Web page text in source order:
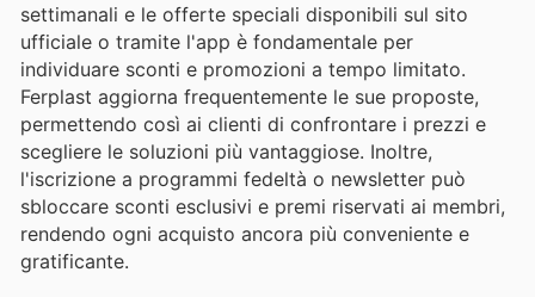
settimanali e le offerte speciali disponibili sul sito
ufficiale o tramite l'app è fondamentale per
individuare sconti e promozioni a tempo limitato.
Ferplast aggiorna frequentemente le sue proposte,
permettendo così ai clienti di confrontare i prezzi e
scegliere le soluzioni più vantaggiose. Inoltre,
l'iscrizione a programmi fedeltà o newsletter può
sbloccare sconti esclusivi e premi riservati ai membri,
rendendo ogni acquisto ancora più conveniente e
gratificante.